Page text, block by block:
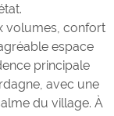
volumes, confort
espace
principale
avec une
du village. À